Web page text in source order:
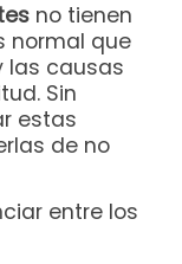
no tienen
normal que
las causas
Sin
estas
de no
entre los